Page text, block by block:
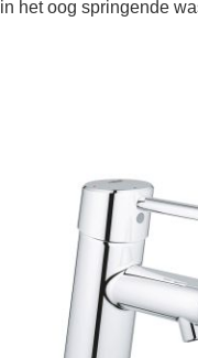
het oog springende